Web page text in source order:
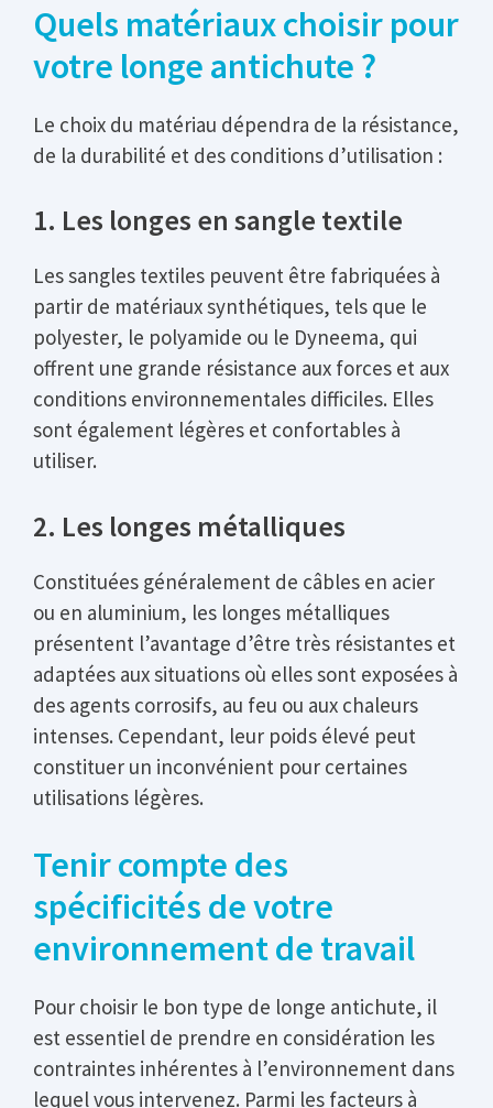
Quels matériaux choisir pour
votre longe antichute ?
Le choix du matériau dépendra de la résistance,
de la durabilité et des conditions d’utilisation :
1. Les longes en sangle textile
Les sangles textiles peuvent être fabriquées à
partir de matériaux synthétiques, tels que le
polyester, le polyamide ou le Dyneema, qui
offrent une grande résistance aux forces et aux
conditions environnementales difficiles. Elles
sont également légères et confortables à
utiliser.
2. Les longes métalliques
Constituées généralement de câbles en acier
ou en aluminium, les longes métalliques
présentent l’avantage d’être très résistantes et
adaptées aux situations où elles sont exposées à
des agents corrosifs, au feu ou aux chaleurs
intenses. Cependant, leur poids élevé peut
constituer un inconvénient pour certaines
utilisations légères.
Tenir compte des
spécificités de votre
environnement de travail
Pour choisir le bon type de longe antichute, il
est essentiel de prendre en considération les
contraintes inhérentes à l’environnement dans
lequel vous intervenez. Parmi les facteurs à